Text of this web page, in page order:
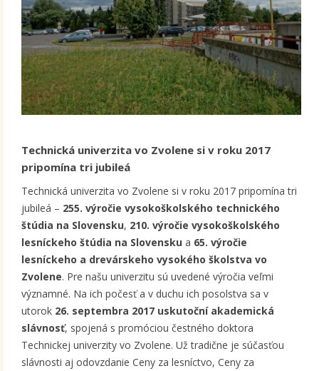
Technická univerzita vo Zvolene si v roku 2017
pripomína tri jubileá
Technická univerzita vo Zvolene si v roku 2017 pripomína tri
jubileá – 255. výročie vysokoškolského technického
štúdia na Slovensku, 210. výročie vysokoškolského
lesníckeho štúdia na Slovensku a 65. výročie
lesníckeho a drevárskeho vysokého školstva vo
Zvolene. Pre našu univerzitu sú uvedené výročia veľmi
významné. Na ich počesť a v duchu ich posolstva sa v
utorok 26. septembra 2017 uskutoční akademická
slávnosť, spojená s promóciou čestného doktora
Technickej univerzity vo Zvolene. Už tradične je súčasťou
slávnosti aj odovzdanie Ceny za lesníctvo, Ceny za